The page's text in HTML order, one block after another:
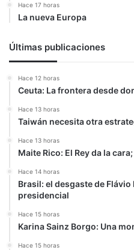
Hace 17 horas
La nueva Europa
Últimas publicaciones
Hace 12 horas
Ceuta: La frontera desde
Hace 13 horas
Taiwán necesita otra
Hace 13 horas
Maite Rico: El Rey da la
Hace 14 horas
Brasil: el desgaste de
presidencial
Hace 15 horas
Karina Sainz Borgo: Una
Hace 15 horas